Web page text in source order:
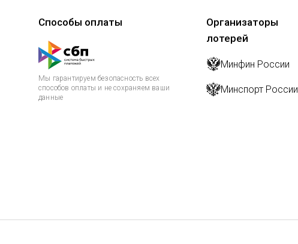
Способы оплаты
Мы гарантируем безопасность всех
способов оплаты и не сохраняем ваши
данные
Организаторы
лотерей
Минфин России
Минспорт России